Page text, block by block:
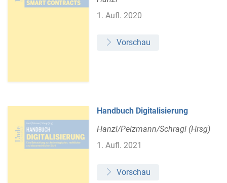
1. Aufl. 2020
Vorschau
Handbuch Digitalisierung
Hanzl/Pelzmann/Schragl (Hrsg)
1. Aufl. 2021
Vorschau